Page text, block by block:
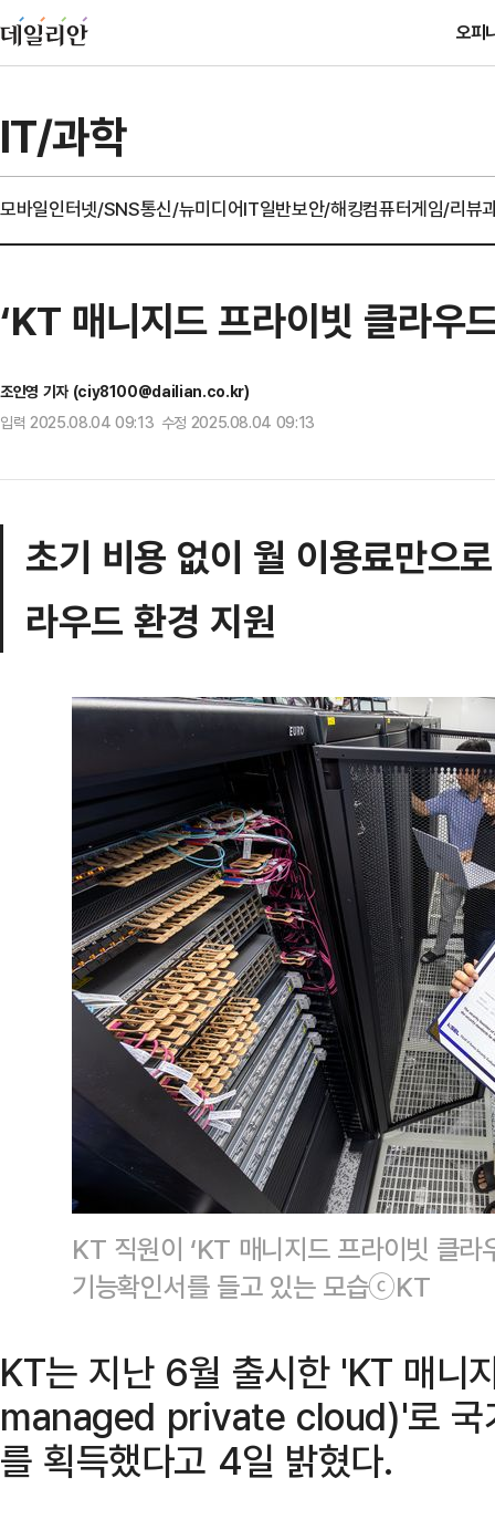
오피
IT/과학
모바일인터넷/SNS통신/뉴미디어IT일반보안/해킹컴퓨터게임/리뷰
‘KT 매니지드 프라이빗 클라우
조인영 기자 (ciy8100@dailian.co.kr)
입력 2025.08.04 09:13 수정 2025.08.04 09:13
초기 비용 없이 월 이용료만으
라우드 환경 지원
KT 직원이 ‘KT 매니지드 프라이빗 클라
기능확인서를 들고 있는 모습ⓒKT
KT는 지난 6월 출시한 'KT 매니
managed private cloud)'로 국
를 획득했다고 4일 밝혔다.